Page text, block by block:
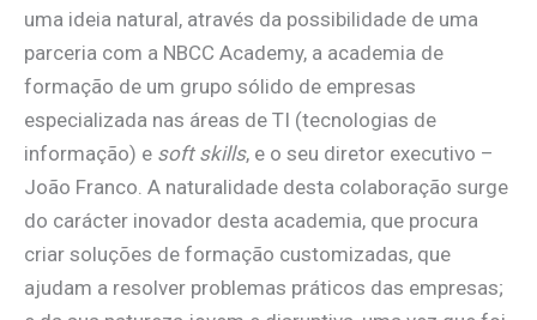
uma ideia natural, através da possibilidade de uma
parceria com a NBCC Academy, a academia de
formação de um grupo sólido de empresas
especializada nas áreas de TI (tecnologias de
informação) e soft skills, e o seu diretor executivo –
João Franco. A naturalidade desta colaboração surge
do carácter inovador desta academia, que procura
criar soluções de formação customizadas, que
ajudam a resolver problemas práticos das empresas;